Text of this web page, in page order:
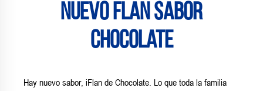
Nuevo Flan Sabor
Chocolate
Hay nuevo sabor, iFlan de Chocolate. Lo que toda la familia